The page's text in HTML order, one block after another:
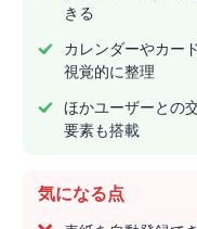
きる
カレンダーやカー
視覚的に整理
ほかユーザーとの
要素も搭載
気になる点